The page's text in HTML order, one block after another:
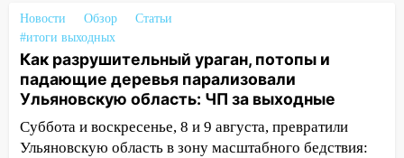
13:02
Соцсети: на улице Розы
Люксембург дерево упало на
автомобиль
13:00 «Благоприятный период для
новых начинаний: гороскоп для всех
знаков зодиака на неделю с 10 по 16
августа
Новости Обзор
Статьи
#итоги выходных
Как разрушительный ураган, потопы и
падающие деревья парализовали
Ульяновскую область: ЧП за выходные
Суббота и воскресенье, 8 и 9 августа, превратили
Ульяновскую область в зону масштабного бедствия: